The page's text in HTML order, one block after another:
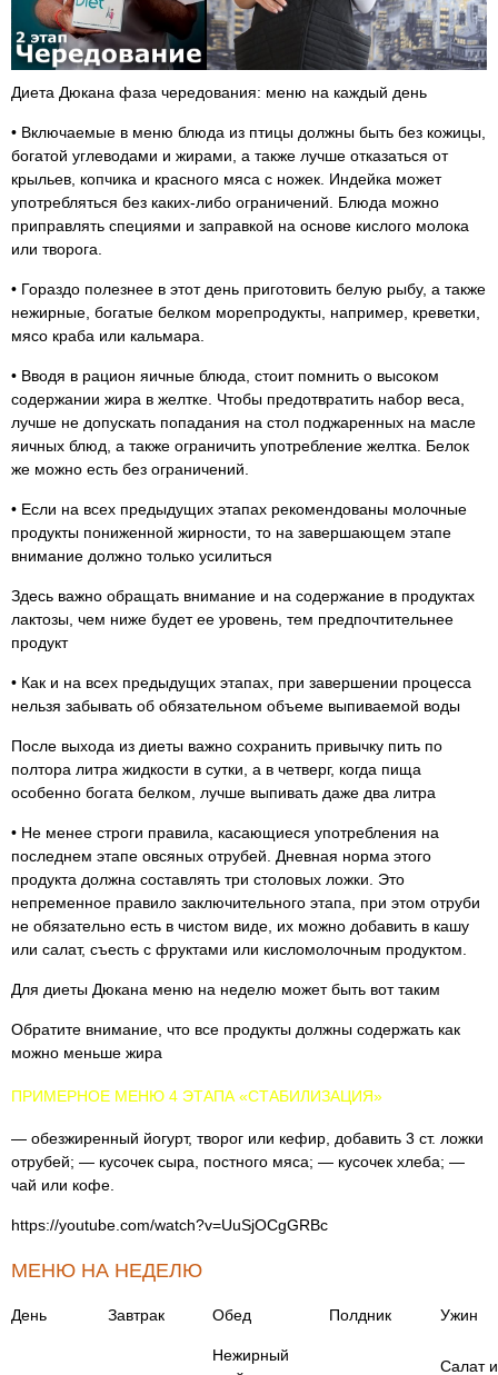
Диета Дюкана фаза чередования: меню на каждый день
• Включаемые в меню блюда из птицы должны быть без кожицы,
богатой углеводами и жирами, а также лучше отказаться от
крыльев, копчика и красного мяса с ножек. Индейка может
употребляться без каких-либо ограничений. Блюда можно
приправлять специями и заправкой на основе кислого молока
или творога.
• Гораздо полезнее в этот день приготовить белую рыбу, а также
нежирные, богатые белком морепродукты, например, креветки,
мясо краба или кальмара.
• Вводя в рацион яичные блюда, стоит помнить о высоком
содержании жира в желтке. Чтобы предотвратить набор веса,
лучше не допускать попадания на стол поджаренных на масле
яичных блюд, а также ограничить употребление желтка. Белок
же можно есть без ограничений.
• Если на всех предыдущих этапах рекомендованы молочные
продукты пониженной жирности, то на завершающем этапе
внимание должно только усилиться
Здесь важно обращать внимание и на содержание в продуктах
лактозы, чем ниже будет ее уровень, тем предпочтительнее
продукт
• Как и на всех предыдущих этапах, при завершении процесса
нельзя забывать об обязательном объеме выпиваемой воды
После выхода из диеты важно сохранить привычку пить по
полтора литра жидкости в сутки, а в четверг, когда пища
особенно богата белком, лучше выпивать даже два литра
• Не менее строги правила, касающиеся употребления на
последнем этапе овсяных отрубей. Дневная норма этого
продукта должна составлять три столовых ложки. Это
непременное правило заключительного этапа, при этом отруби
не обязательно есть в чистом виде, их можно добавить в кашу
или салат, съесть с фруктами или кисломолочным продуктом.
Для диеты Дюкана меню на неделю может быть вот таким
Обратите внимание, что все продукты должны содержать как
можно меньше жира
ПРИМЕРНОЕ МЕНЮ 4 ЭТАПА «СТАБИЛИЗАЦИЯ»
— обезжиренный йогурт, творог или кефир, добавить 3 ст. ложки
отрубей; — кусочек сыра, постного мяса; — кусочек хлеба; —
чай или кофе.
https://youtube.com/watch?v=UuSjOCgGRBc
МЕНЮ НА НЕДЕЛЮ
День Завтрак Обед Полдник Ужин
Нежирный
Салат